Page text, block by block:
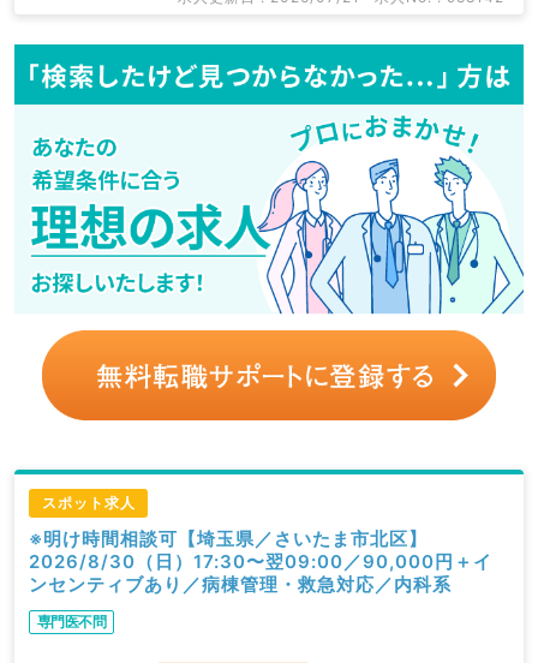
スポット求人
※明け時間相談可【埼玉県／さいたま市北区】
2026/8/30（日）17:30〜翌09:00／90,000円＋イ
ンセンティブあり／病棟管理・救急対応／内科系
専門医不問